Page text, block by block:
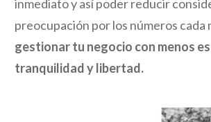
inmediato y así poder reducir
preocupación por los números cada
gestionar tu negocio con menos
tranquilidad y libertad.